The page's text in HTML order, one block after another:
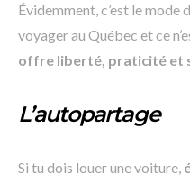
Évidemment, c’est le
voyager au Québec et ce
offre liberté, praticité et
L’autopartage
Si tu dois louer une voiture,